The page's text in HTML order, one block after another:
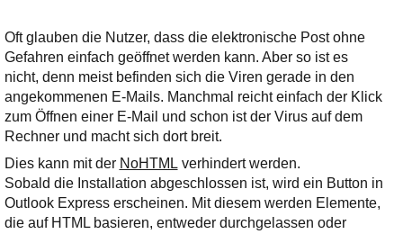
Oft glauben die Nutzer, dass die elektronische Post ohne
Gefahren einfach geöffnet werden kann. Aber so ist es
nicht, denn meist befinden sich die Viren gerade in den
angekommenen E-Mails. Manchmal reicht einfach der Klick
zum Öffnen einer E-Mail und schon ist der Virus auf dem
Rechner und macht sich dort breit.
Dies kann mit der NoHTML verhindert werden.
Sobald die Installation abgeschlossen ist, wird ein Button in
Outlook Express erscheinen. Mit diesem werden Elemente,
die auf HTML basieren, entweder durchgelassen oder
bereithält!
Wie z.B. Outlook,
GMail, Thunderbird
oder auch
KuNoMail, usw.
Ihre E-Mail
Adresse:
E-Mail